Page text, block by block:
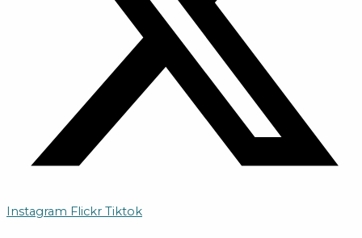
Instagram Flickr Tiktok